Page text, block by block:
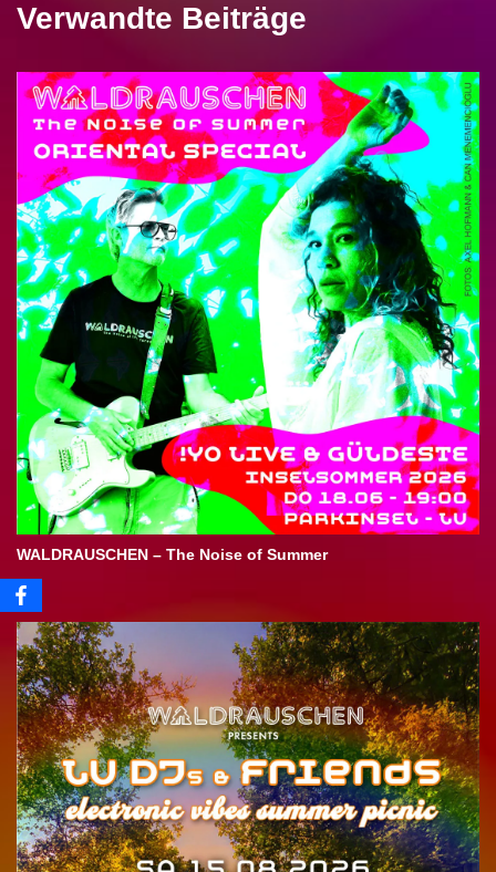
Verwandte Beiträge
WALDRAUSCHEN – The Noise of Summer